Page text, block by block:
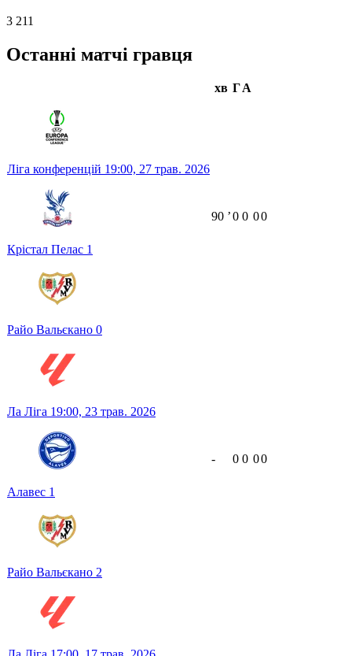
3 211
Останні матчі гравця
хв ГА
Ліга конференцій 19:00, 27 трав. 2026
Крістал Пелас 1
Райо Вальєкано 0
90 ʼ0 0 00
Ла Ліга 19:00, 23 трав. 2026
Алавес 1
Райо Вальєкано 2
- 0 0 00